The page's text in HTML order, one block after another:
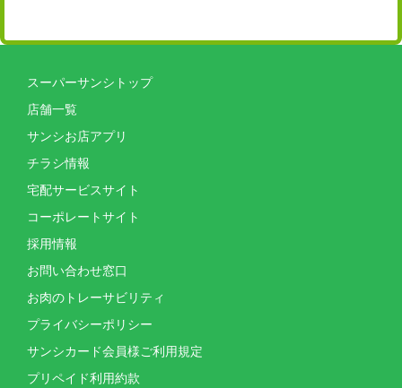
スーパーサンシトップ
店舗一覧
サンシお店アプリ
チラシ情報
宅配サービスサイト
コーポレートサイト
採用情報
お問い合わせ窓口
お肉のトレーサビリティ
プライバシーポリシー
サンシカード会員様ご利用規定
プリペイド利用約款